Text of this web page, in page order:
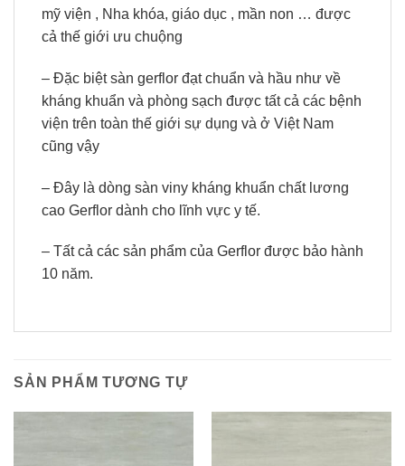
mỹ viện , Nha khóa, giáo dục , mần non … được
cả thế giới ưu chuộng
– Đặc biệt sàn gerflor đạt chuẩn và hầu như về
kháng khuẩn và phòng sạch được tất cả các bệnh
viện trên toàn thế giới sự dụng và ở Việt Nam
cũng vậy
– Đây là dòng sàn viny kháng khuẩn chất lương
cao Gerflor dành cho lĩnh vực y tế.
– Tất cả các sản phẩm của Gerflor được bảo hành
10 năm.
SẢN PHẨM TƯƠNG TỰ